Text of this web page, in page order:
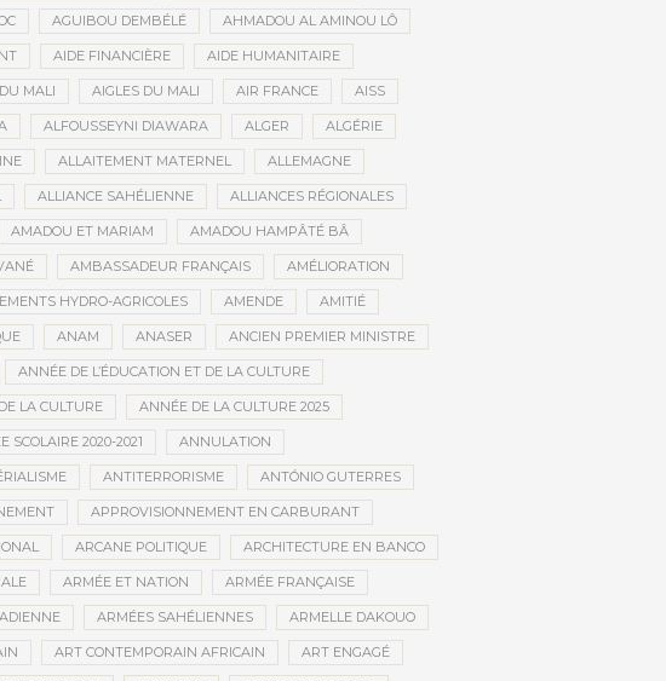
AGUIBOU DEMBÉLÉ AHMADOU AL AMINOU LÔ
AIDE FINANCIÈRE AIDE HUMANITAIRE
MALI AIGLES DU MALI AIR FRANCE AISS
ALFOUSSEYNI DIAWARA ALGER ALGÉRIE
ALLAITEMENT MATERNEL ALLEMAGNE
ALLIANCE SAHÉLIENNE ALLIANCES RÉGIONALES
AMADOU ET MARIAM AMADOU HAMPÂTÉ BÂ
AMBASSADEUR FRANÇAIS AMÉLIORATION
HYDRO-AGRICOLES AMENDE AMITIÉ
ANAM ANASER ANCIEN PREMIER MINISTRE
ANNÉE DE L’ÉDUCATION ET DE LA CULTURE
LA CULTURE ANNÉE DE LA CULTURE 2025
SCOLAIRE 2020-2021 ANNULATION
ANTITERRORISME ANTÓNIO GUTERRES
APPROVISIONNEMENT EN CARBURANT
ARCANE POLITIQUE ARCHITECTURE EN BANCO
ARMÉE ET NATION ARMÉE FRANÇAISE
ARMÉES SAHÉLIENNES ARMELLE DAKOUO
ART CONTEMPORAIN AFRICAIN ART ENGAGÉ